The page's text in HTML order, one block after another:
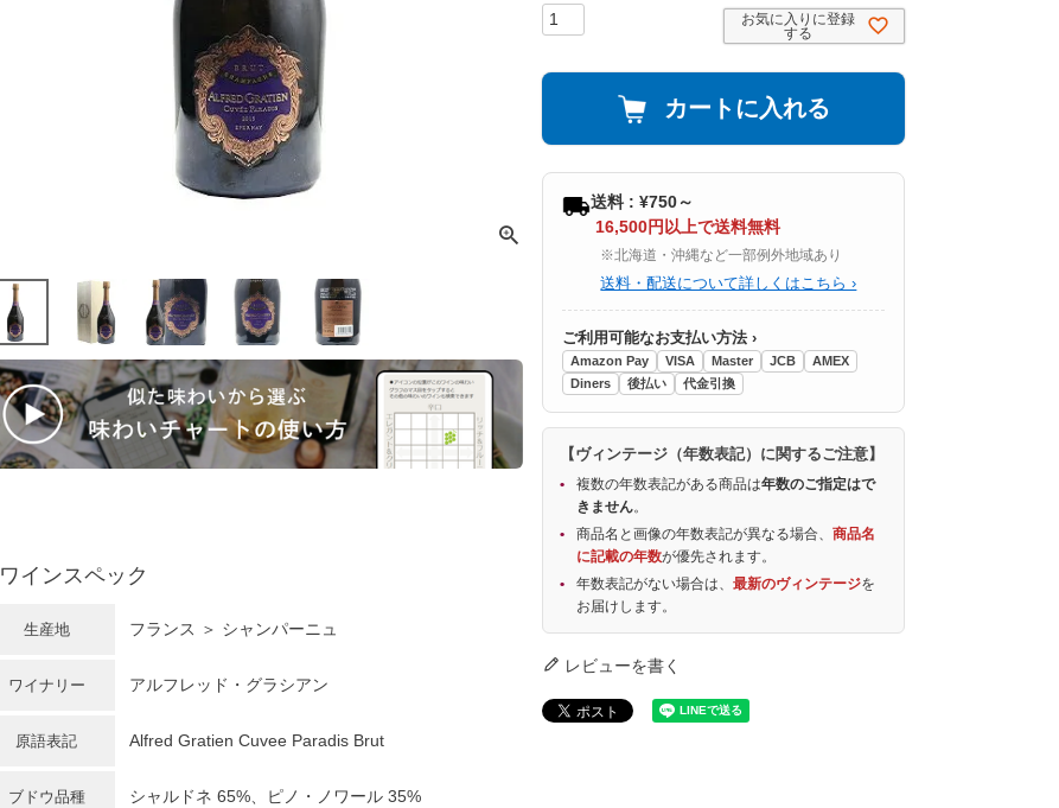
ワインスペック
生産地 フランス ＞ シャンパーニュ
ワイナリー アルフレッド・グラシアン
原語表記 Alfred Gratien Cuvee Paradis Brut
ブドウ品種 シャルドネ 65%、ピノ・ノワール 35%
お気に入りに登録
する
カートに入れる
送料 : ¥750～
16,500円以上で送料無料
※北海道・沖縄など一部例外地域あり
送料・配送について詳しくはこちら ›
ご利用可能なお支払い方法 ›
Amazon Pay VISA Master JCB
AMEX
Diners
後払い 代金引換
【ヴィンテージ（年数表記）に関するご注意】
複数の年数表記がある商品は年数のご指定はで
きません。
商品名と画像の年数表記が異なる場合、商品名
に記載の年数が優先されます。
年数表記がない場合は、最新のヴィンテージを
お届けします。
レビューを書く